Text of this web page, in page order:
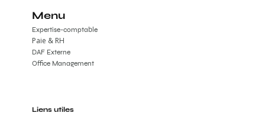
Menu
Expertise-comptable
DAF Externe
Office Management
Paie & RH
Liens utiles